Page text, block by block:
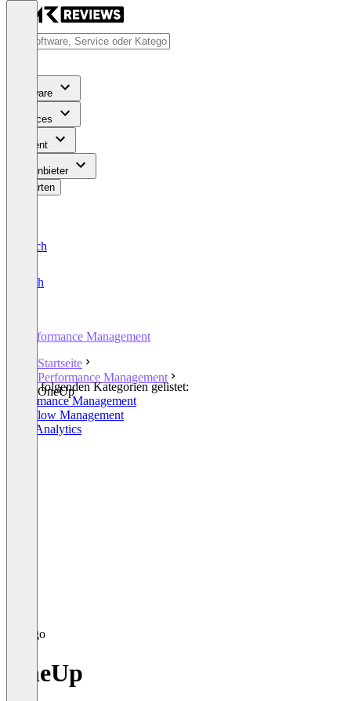
Software
Services
Content
Für Anbieter
Bewerten
Deutsch
English
Performance Management
Startseite
Performance Management
OneUp
In den folgenden Kategorien gelistet:
Performance Management
Workflow Management
Sales Analytics
OneUp